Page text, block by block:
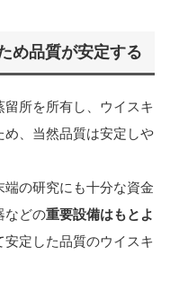
め品質が安定する
所を所有し、ウイスキ
、当然品質は安定しや
の研究にも十分な資金
などの重要設備はもとよ
安定した品質のウイスキ